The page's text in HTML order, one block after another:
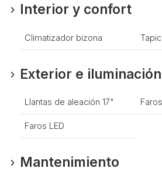
Interior y confort
Climatizador bizona
Exterior e iluminación
Llantas de aleación 17"
Faros LED
Mantenimiento